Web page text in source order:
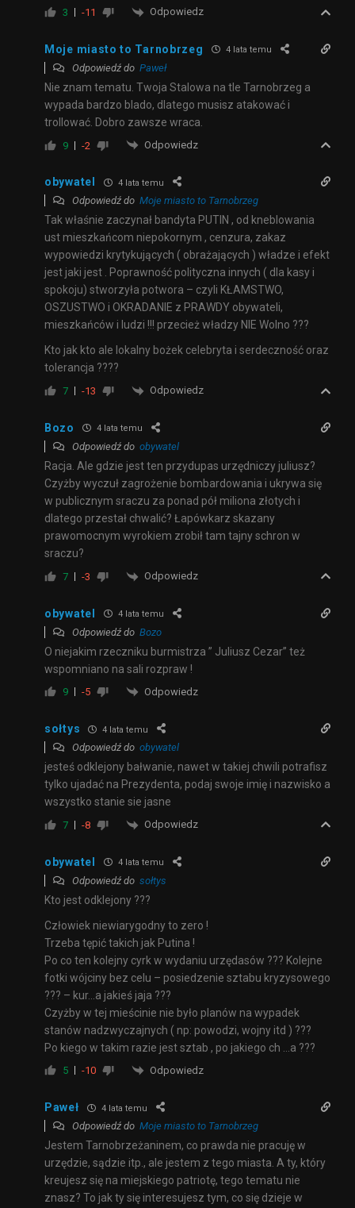
3 -11 Odpowiedz
Moje miasto to Tarnobrzeg 4 lata temu
Odpowiedź do Paweł
Nie znam tematu. Twoja Stalowa na tle Tarnobrzeg a
wypada bardzo blado, dlatego musisz atakować i
trollować. Dobro zawsze wraca.
9 -2 Odpowiedz
obywatel 4 lata temu
Odpowiedź do Moje miasto to Tarnobrzeg
Tak właśnie zaczynał bandyta PUTIN , od kneblowania
ust mieszkańcom niepokornym , cenzura, zakaz
wypowiedzi krytykujących ( obrażających ) władze i efekt
jest jaki jest . Poprawność polityczna innych ( dla kasy i
spokoju) stworzyła potwora – czyli KŁAMSTWO,
OSZUSTWO i OKRADANIE z PRAWDY obywateli,
mieszkańców i ludzi !!! przecież władzy NIE Wolno ???
Kto jak kto ale lokalny bożek celebryta i serdeczność oraz
tolerancja ????
7 -13 Odpowiedz
Bozo 4 lata temu
Odpowiedź do obywatel
Racja. Ale gdzie jest ten przydupas urzędniczy juliusz?
Czyżby wyczuł zagrożenie bombardowania i ukrywa się
w publicznym sraczu za ponad pół miliona złotych i
dlatego przestał chwalić? Łapówkarz skazany
prawomocnym wyrokiem zrobił tam tajny schron w
sraczu?
7 -3 Odpowiedz
obywatel 4 lata temu
Odpowiedź do Bozo
O niejakim rzeczniku burmistrza ” Juliusz Cezar” też
wspomniano na sali rozpraw !
9 -5 Odpowiedz
sołtys 4 lata temu
Odpowiedź do obywatel
jesteś odklejony bałwanie, nawet w takiej chwili potrafisz
tylko ujadać na Prezydenta, podaj swoje imię i nazwisko a
wszystko stanie sie jasne
7 -8 Odpowiedz
obywatel 4 lata temu
Odpowiedź do sołtys
Kto jest odklejony ???
Człowiek niewiarygodny to zero !
Trzeba tępić takich jak Putina !
Po co ten kolejny cyrk w wydaniu urzędasów ??? Kolejne
fotki wójciny bez celu – posiedzenie sztabu kryzysowego
??? – kur…a jakieś jaja ???
Czyżby w tej mieścinie nie było planów na wypadek
stanów nadzwyczajnych ( np: powodzi, wojny itd ) ???
Po kiego w takim razie jest sztab , po jakiego ch …a ???
5 -10 Odpowiedz
Paweł 4 lata temu
Odpowiedź do Moje miasto to Tarnobrzeg
Jestem Tarnobrzeżaninem, co prawda nie pracuję w
urzędzie, sądzie itp., ale jestem z tego miasta. A ty, który
kreujesz się na miejskiego patriotę, tego tematu nie
znasz? To jak ty się interesujesz tym, co się dzieje w